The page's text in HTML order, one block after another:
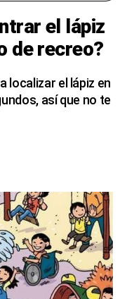
el lápiz
de recreo?
localizar el lápiz en
así que no te